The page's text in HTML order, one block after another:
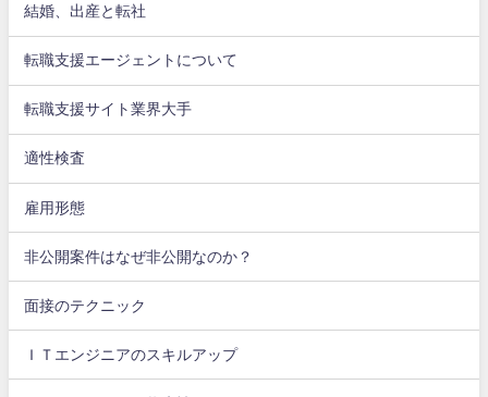
結婚、出産と転社
転職支援エージェントについて
転職支援サイト業界大手
適性検査
雇用形態
非公開案件はなぜ非公開なのか？
面接のテクニック
ＩＴエンジニアのスキルアップ